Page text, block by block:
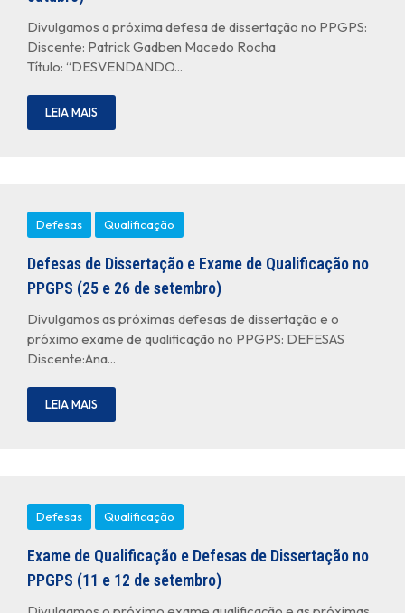
Divulgamos a próxima defesa de dissertação no PPGPS:
Discente: Patrick Gadben Macedo Rocha
Título: “DESVENDANDO...
LEIA MAIS
Defesas Qualificação
Defesas de Dissertação e Exame de Qualificação no
PPGPS (25 e 26 de setembro)
Divulgamos as próximas defesas de dissertação e o
próximo exame de qualificação no PPGPS: DEFESAS
Discente:Ana...
LEIA MAIS
Defesas Qualificação
Exame de Qualificação e Defesas de Dissertação no
PPGPS (11 e 12 de setembro)